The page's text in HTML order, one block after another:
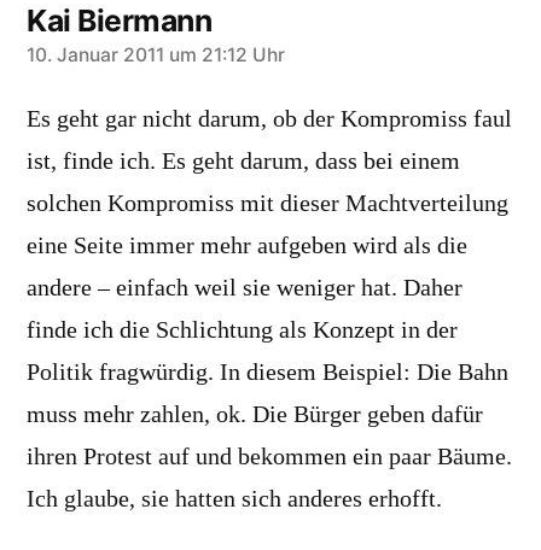
Kai Biermann
sagt:
10. Januar 2011 um 21:12 Uhr
Es geht gar nicht darum, ob der Kompromiss faul
ist, finde ich. Es geht darum, dass bei einem
solchen Kompromiss mit dieser Machtverteilung
eine Seite immer mehr aufgeben wird als die
andere – einfach weil sie weniger hat. Daher
finde ich die Schlichtung als Konzept in der
Politik fragwürdig. In diesem Beispiel: Die Bahn
muss mehr zahlen, ok. Die Bürger geben dafür
ihren Protest auf und bekommen ein paar Bäume.
Ich glaube, sie hatten sich anderes erhofft.